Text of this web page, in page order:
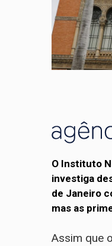
O Instituto
investiga
de Janeiro
mas as
Assim que